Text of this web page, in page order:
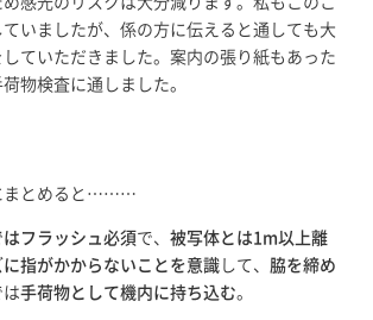
いましたが、係の方に伝えると通しても大
ていただきました。案内の張り紙もあった
物検査に通しました。
まとめると………
フラッシュ必須で、 被写体とは1m以上離
に指がかからないことを意識 して、 脇を締め
手荷物として機内に持ち込む。